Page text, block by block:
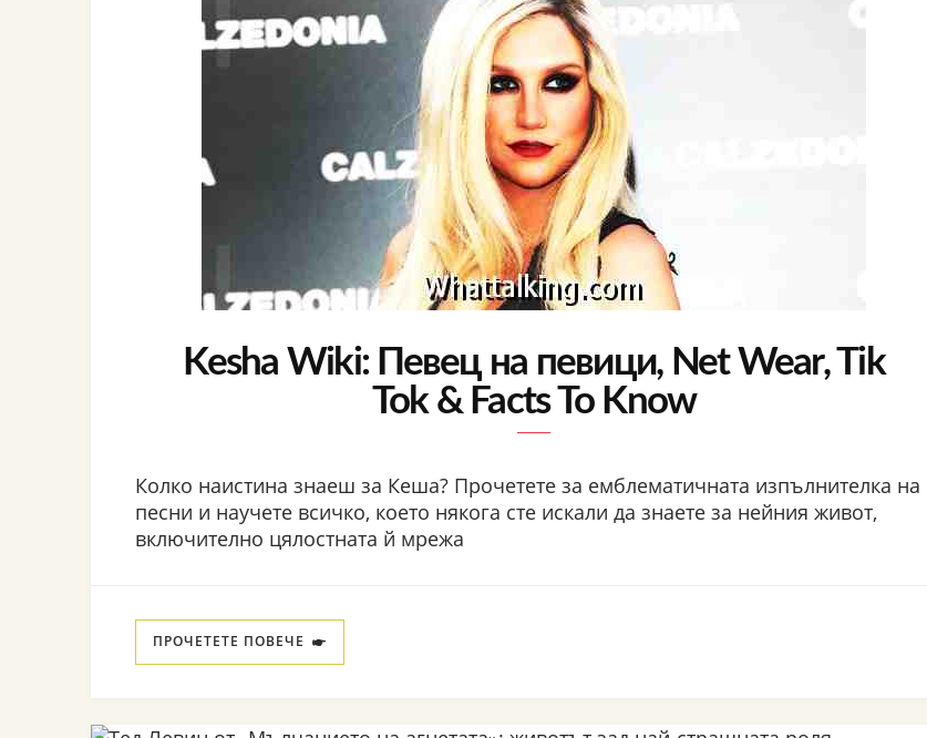
Kesha Wiki: Певец на певици, Net Wear, Tik
Tok & Facts To Know
Колко наистина знаеш за Кеша? Прочетете за емблематичната изпълнителка на
песни и научете всичко, което някога сте искали да знаете за нейния живот,
включително цялостната й мрежа
ПРОЧЕТЕТЕ ПОВЕЧЕ